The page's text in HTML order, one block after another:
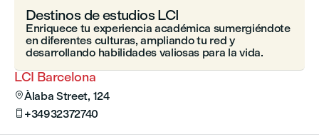
LCI Barcelona
Àlaba Street, 124
 +34932372740
Destinos de estudios LCI
Enriquece tu experiencia académica sumergiéndote
en diferentes culturas, ampliando tu red y
desarrollando habilidades valiosas para la vida.